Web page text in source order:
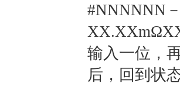
#NNNNNN
输入一位，
后，回到状